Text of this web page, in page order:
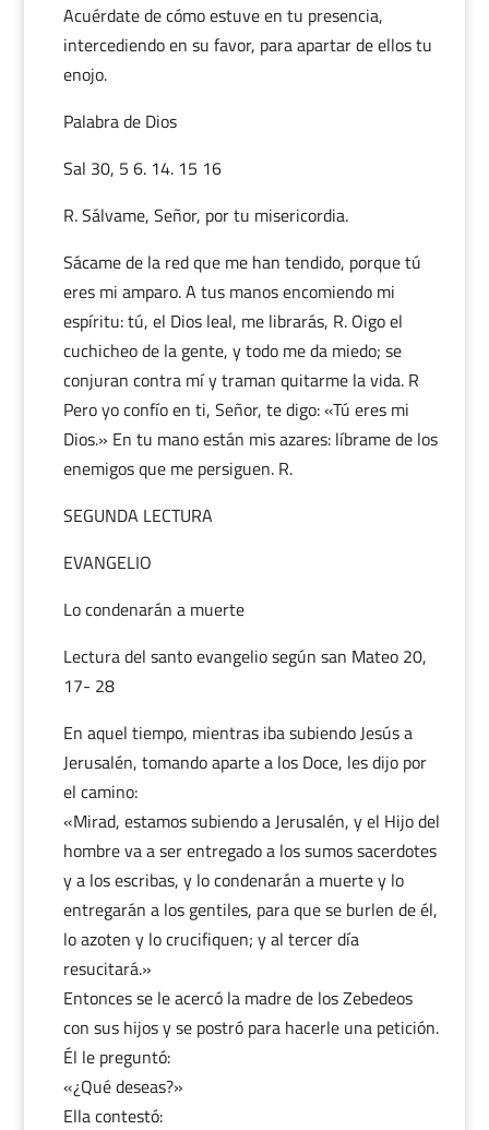
Acuérdate de cómo estuve en tu presencia,
intercediendo en su favor, para apartar de ellos tu
enojo.
Palabra de Dios
Sal 30, 5 6. 14. 15 16
R. Sálvame, Señor, por tu misericordia.
Sácame de la red que me han tendido, porque tú
eres mi amparo. A tus manos encomiendo mi
espíritu: tú, el Dios leal, me librarás, R. Oigo el
cuchicheo de la gente, y todo me da miedo; se
conjuran contra mí y traman quitarme la vida. R
Pero yo confío en ti, Señor, te digo: «Tú eres mi
Dios.» En tu mano están mis azares: líbrame de los
enemigos que me persiguen. R.
SEGUNDA LECTURA
EVANGELIO
Lo condenarán a muerte
Lectura del santo evangelio según san Mateo 20,
17- 28
En aquel tiempo, mientras iba subiendo Jesús a
Jerusalén, tomando aparte a los Doce, les dijo por
el camino:
«Mirad, estamos subiendo a Jerusalén, y el Hijo del
hombre va a ser entregado a los sumos sacerdotes
y a los escribas, y lo condenarán a muerte y lo
entregarán a los gentiles, para que se burlen de él,
lo azoten y lo crucifiquen; y al tercer día
resucitará.»
Entonces se le acercó la madre de los Zebedeos
con sus hijos y se postró para hacerle una petición.
Él le preguntó:
«¿Qué deseas?»
Ella contestó: